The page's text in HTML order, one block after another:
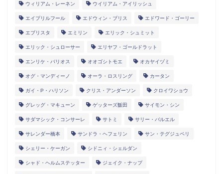
ウィリアム・レーネン ウイリアム・アイリッシュ
エイプリルフール エドウィン・ブリス エドワード・ゴーリー
エブリスタ エミリン エリック・シュミット
エリック・シュローサー エリヤフ・ゴールドラット
エンリケ・バリオス オオゴシトモエ オカヤイヅミ
オグ・マンディーノ オーラ・ロスリング カータン
ガイ・P・ハリソン クリス・アンダーソン クロイワショウ
グレッグ・マキューン ゲッターズ飯田 サイモン・シン
サダマシック・コンサーレ サトミ サリー・バルエル
サレンダー橋本 サンドラ・ヘフェリン サン・テグジュペリ
シェリー・ケーガン シドニィ・シェルダン
シャド・ヘルムステッター ジェイク・ナップ